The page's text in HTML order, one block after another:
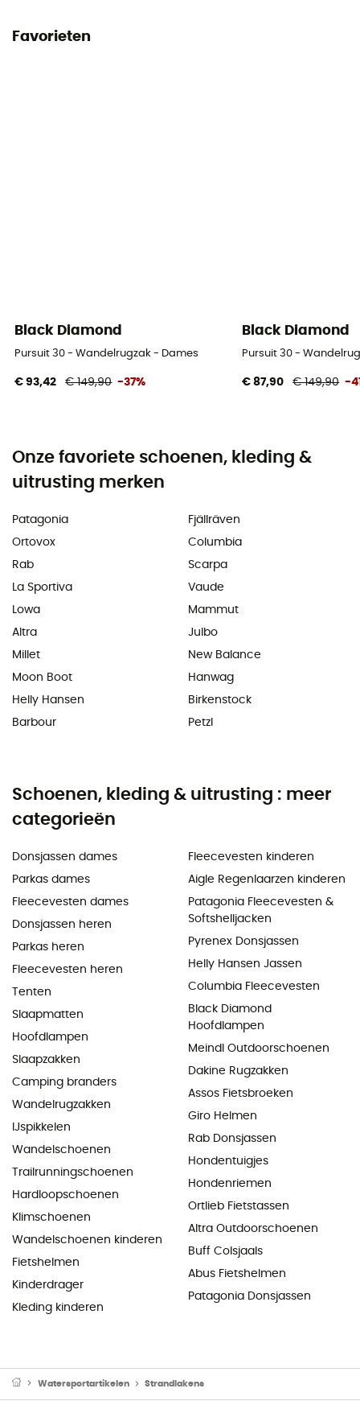
Favorieten
Black Diamond
Pursuit 30 - Wandelrugzak - Dames
€ 93,42 € 149,90 -37%
Black Diamond
Pursuit 30 -
€ 87,90 € 149,90 -
Onze favoriete schoenen, kleding &
uitrusting merken
Patagonia
Ortovox
Rab
La Sportiva
Lowa
Altra
Millet
Moon Boot
Helly Hansen
Barbour
Fjällräven
Columbia
Scarpa
Vaude
Mammut
Julbo
New Balance
Hanwag
Birkenstock
Petzl
Schoenen, kleding & uitrusting : meer
categorieën
Donsjassen dames
Parkas dames
Fleecevesten dames
Donsjassen heren
Parkas heren
Fleecevesten heren
Tenten
Slaapmatten
Hoofdlampen
Slaapzakken
Camping branders
Wandelrugzakken
IJspikkelen
Wandelschoenen
Trailrunningschoenen
Hardloopschoenen
Klimschoenen
Wandelschoenen kinderen
Fietshelmen
Kinderdrager
Kleding kinderen
Fleecevesten kinderen
Aigle Regenlaarzen kinderen
Patagonia Fleecevesten &
Softshelljacken
Pyrenex Donsjassen
Helly Hansen Jassen
Columbia Fleecevesten
Black Diamond
Hoofdlampen
Meindl Outdoorschoenen
Dakine Rugzakken
Assos Fietsbroeken
Giro Helmen
Rab Donsjassen
Hondentuigjes
Hondenriemen
Ortlieb Fietstassen
Altra Outdoorschoenen
Buff Colsjaals
Abus Fietshelmen
Patagonia Donsjassen
Watersportartikelen Strandlakens